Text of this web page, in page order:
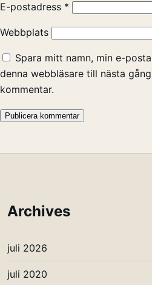
E-postadress *
Webbplats
Spara mitt namn, min e-
denna webbläsare till nästa
kommentar.
Archives
juli 2026
juli 2020